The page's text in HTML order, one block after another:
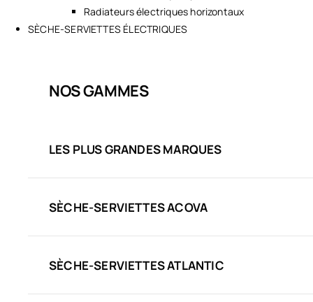
Radiateurs électriques horizontaux
SÈCHE-SERVIETTES ÉLECTRIQUES
NOS GAMMES
LES PLUS GRANDES MARQUES
SÈCHE-SERVIETTES ACOVA
SÈCHE-SERVIETTES ATLANTIC